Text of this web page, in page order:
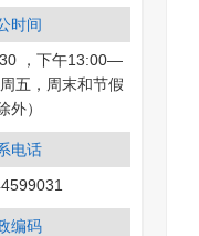
时间
，下午13:00—
五，周末和节假
外）
电话
编码